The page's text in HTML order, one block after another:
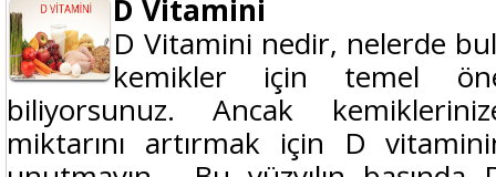
D Vitamini
D Vitamini nedir, nelerde
kemikler için temel
biliyorsunuz. Ancak
miktarını artırmak için D